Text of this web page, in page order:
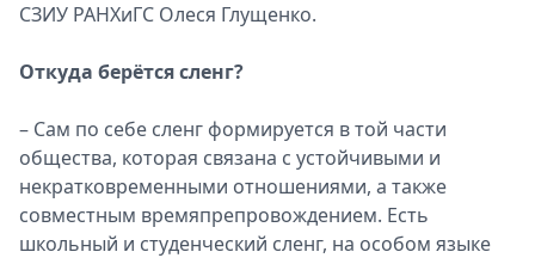
СЗИУ РАНХиГС Олеся Глущенко.
Откуда берётся сленг?
– Сам по себе сленг формируется в той части
общества, которая связана с устойчивыми и
некратковременными отношениями, а также
совместным времяпрепровождением. Есть
школьный и студенческий сленг, на особом языке